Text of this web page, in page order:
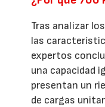
Tras analizar
las
expertos
una capacidad
presentan un
de cargas